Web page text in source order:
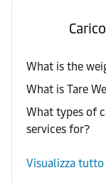
Carico
What is the
What is Tare
What types of
services for?
Visualizza tutto